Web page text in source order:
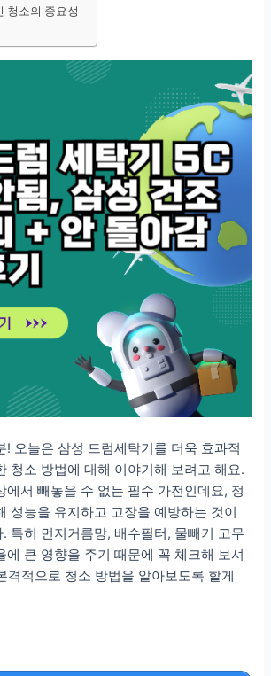
청소의 중요성
! 오늘은 삼성 드럼세탁기를 더욱 효과적
청소 방법에 대해 이야기해 보려고 해요.
에서 빼놓을 수 없는 필수 가전인데요, 정
성능을 유지하고 고장을 예방하는 것이
특히 먼지거름망, 배수필터, 물빼기 고무
에 큰 영향을 주기 때문에 꼭 체크해 보셔
격적으로 청소 방법을 알아보도록 할게